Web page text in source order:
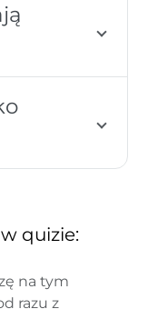
quizie:
na tym
razu z